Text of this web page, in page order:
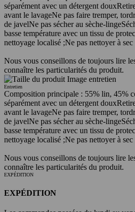
séparément avec un détergent doux
avant le lavageNe pas faire tremper,
de javelNe pas sécher au sèche-linge
basse température avec un tissu de
nettoyage localisé ;Ne pas nettoyer à sec
Nous vous conseillons de toujours lire
connaître les particularités du produit.
Entretien
Composition principale : 55% lin, 45%
séparément avec un détergent doux
avant le lavageNe pas faire tremper,
de javelNe pas sécher au sèche-linge
basse température avec un tissu de
nettoyage localisé ;Ne pas nettoyer à sec
Nous vous conseillons de toujours lire
connaître les particularités du produit.
EXPÉDITION
EXPÉDITION